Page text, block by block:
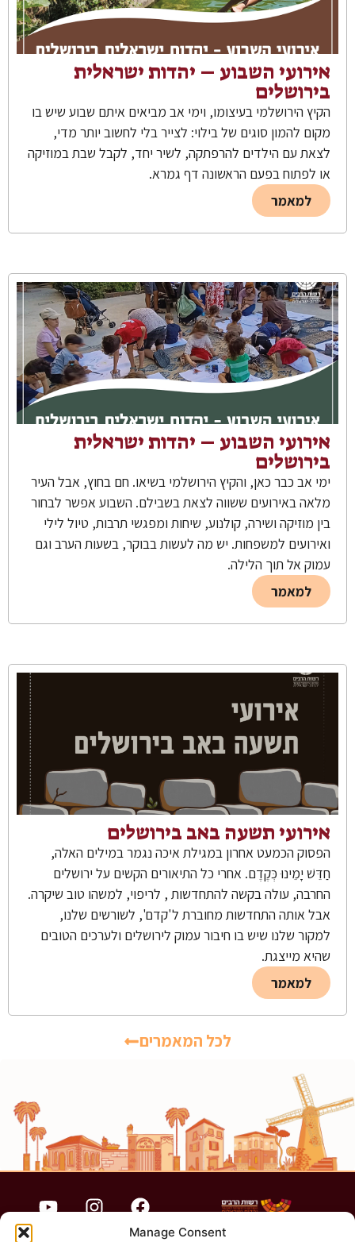
Manage Consent
אירועי השבוע – יהדות ישראלית
בירושלים
הקיץ הירושלמי בעיצומו, וימי אב מביאים איתם שבוע שיש בו
מקום להמון סוגים של בילוי: לצייר בלי לחשוב יותר מדי,
לצאת עם הילדים להרפתקה, לשיר יחד, לקבל שבת במוזיקה
או לפתוח בפעם הראשונה דף גמרא.
למאמר
אירועי השבוע – יהדות ישראלית
בירושלים
ימי אב כבר כאן, והקיץ הירושלמי בשיאו. חם בחוץ, אבל העיר
מלאה באירועים ששווה לצאת בשבילם. השבוע אפשר לבחור
בין מוזיקה ושירה, קולנוע, שיחות ומפגשי תרבות, טיול לילי
ואירועים למשפחות. יש מה לעשות בבוקר, בשעות הערב וגם
עמוק אל תוך הלילה.
למאמר
אירועי תשעה באב בירושלים
הפסוק הכמעט אחרון במגילת איכה נגמר במילים האלה,
חַדֵּשׁ יָמֵינוּ כְּקֶדֶם. אחרי כל התיאורים הקשים על ירושלים
החרבה, עולה בקשה להתחדשות , לריפוי, למשהו טוב שיקרה.
אבל אותה התחדשות מחוברת ל'קדם', לשורשים שלנו,
למקור שלנו שיש בו חיבור עמוק לירושלים ולערכים הטובים
שהיא מייצגת.
למאמר
לכל המאמרים